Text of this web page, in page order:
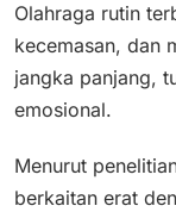
Olahraga rutin
kecemasan, dan
jangka panjang,
emosional.
Menurut
berkaitan erat